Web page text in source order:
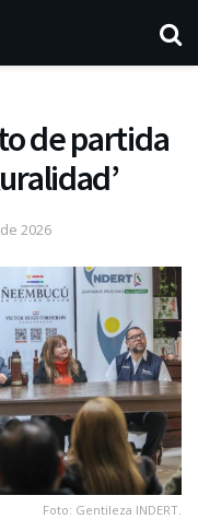
de partida
2026
Foto: Gentileza INDERT.